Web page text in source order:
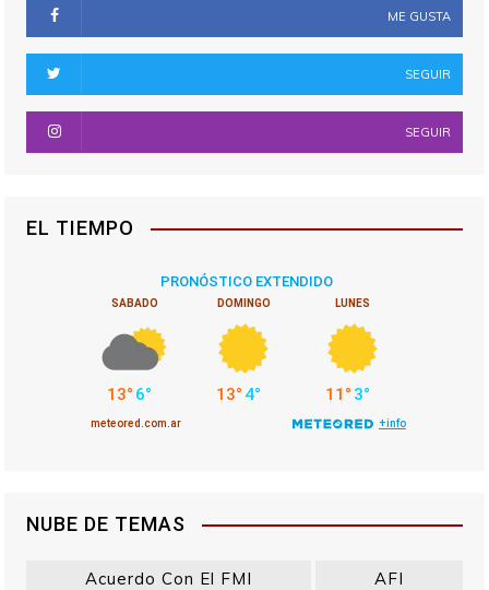
ME GUSTA
SEGUIR
SEGUIR
EL TIEMPO
NUBE DE TEMAS
Acuerdo Con El FMI
AFI